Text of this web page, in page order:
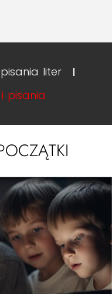
liter
pisania